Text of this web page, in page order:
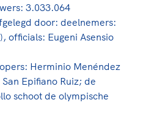
Diede de
Elftal. Of met trots te
van je dochter,
moeder of de
club? Wat mag wel
kantine en online?
gedragscode geeft
een belangrijk
de volgende functies
experts, coaches,
managers en
3.033.064
door: deelnemers:
officials: Eugeni Asensio
Herminio Menéndez
Epifiano Ruiz; de
schoot de olympische